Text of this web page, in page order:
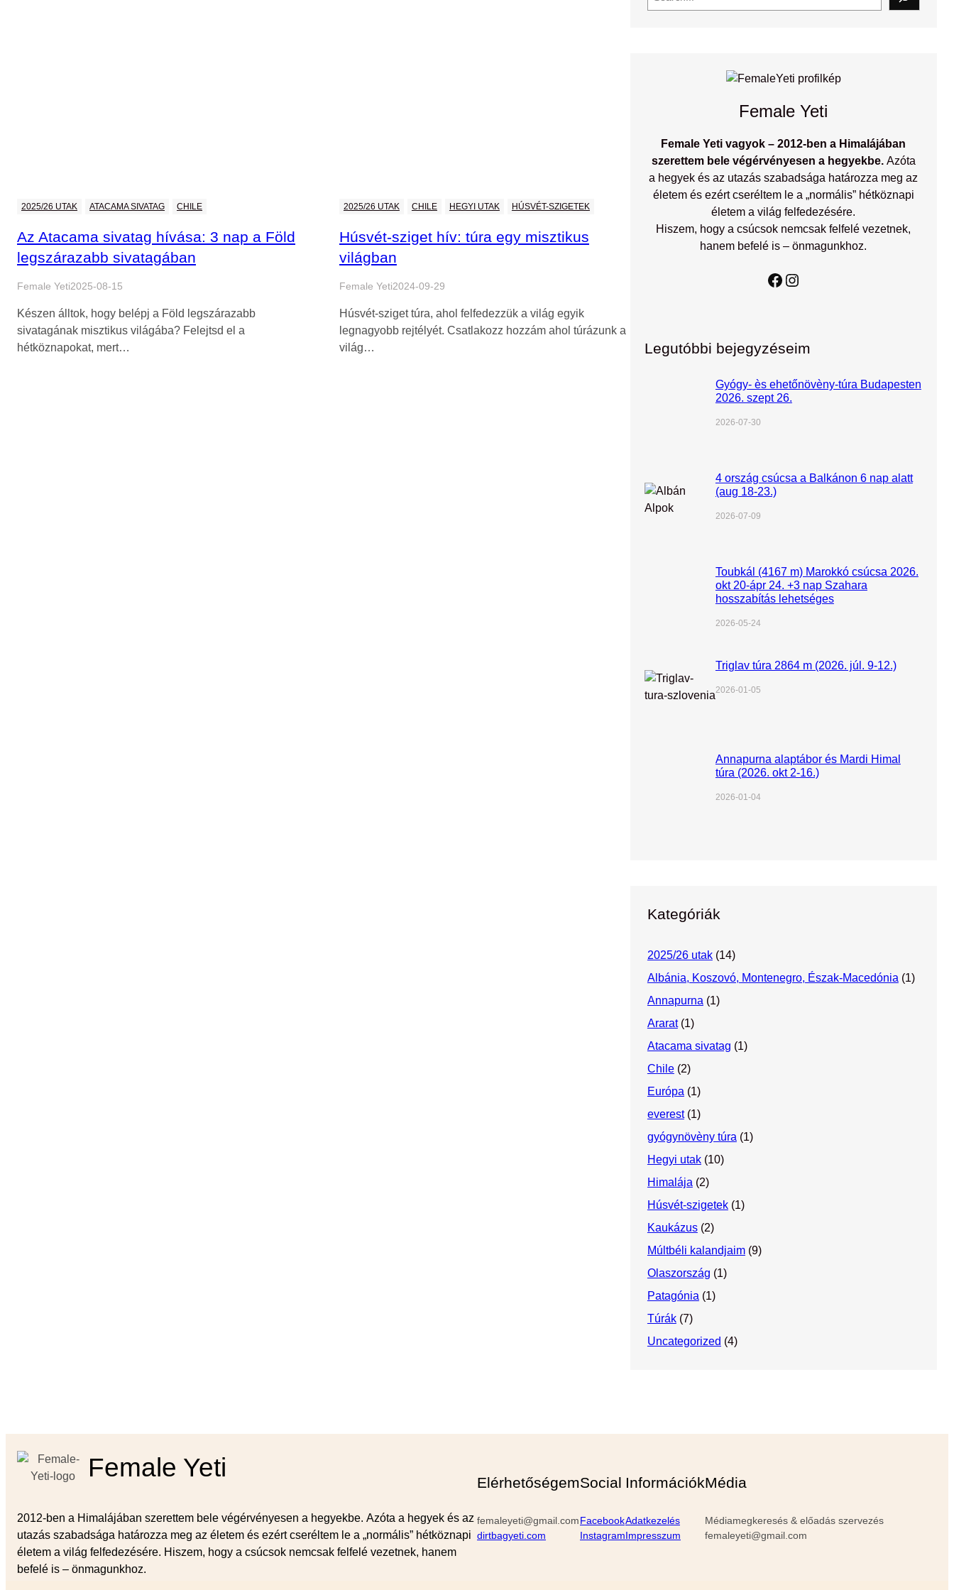
2025/26 UTAK ATACAMA SIVATAG CHILE
Az Atacama sivatag hívása: 3 nap a Föld
legszárazabb sivatagában
Female Yeti2025-08-15
Készen álltok, hogy belépj a Föld legszárazabb
sivatagának misztikus világába? Felejtsd el a
hétköznapokat, mert…
2025/26 UTAK CHILE HEGYI UTAK HÚSVÉT-SZIGETEK
Húsvét-sziget hív: túra egy misztikus
világban
Female Yeti2024-09-29
Húsvét-sziget túra, ahol felfedezzük a világ egyik
legnagyobb rejtélyét. Csatlakozz hozzám ahol túrázunk a
világ…
e
Female Yeti
Female Yeti vagyok – 2012-ben a Himalájában
szerettem bele végérvényesen a hegyekbe.Azóta
a hegyek és az utazás szabadsága határozza meg az
életem és ezért cseréltem le a „normális” hétköznapi
életem a világ felfedezésére.
Hiszem, hogy a csúcsok nemcsak felfelé vezetnek,
hanem befelé is – önmagunkhoz.
Facebook Instagram
Legutóbbi bejegyzéseim
Gyógy- ès ehetőnövèny-túra Budapesten
2026. szept 26.
2026-07-30
4 ország csúcsa a Balkánon 6 nap alatt
(aug 18-23.)
2026-07-09
Toubkál (4167 m) Marokkó csúcsa 2026.
okt 20-ápr 24. +3 nap Szahara
hosszabítás lehetséges
2026-05-24
Triglav túra 2864 m (2026. júl. 9-12.)
2026-01-05
Annapurna alaptábor és Mardi Himal
túra (2026. okt 2-16.)
2026-01-04
Kategóriák
2025/26 utak(14)
Albánia, Koszovó, Montenegro, Észak-Macedónia (1)
Annapurna (1)
Ararat(1)
Atacama sivatag (1)
Chile(2)
Európa (1)
everest(1)
gyógynövèny túra (1)
Hegyi utak(10)
Himalája (2)
Húsvét-szigetek(1)
Kaukázus(2)
Múltbéli kalandjaim(9)
Olaszország (1)
Patagónia (1)
Túrák(7)
Uncategorized (4)
Female Yeti
2012-ben a Himalájában szerettem bele végérvényesen a hegyekbe. Azóta a hegyek és az
utazás szabadsága határozza meg az életem és ezért cseréltem le a „normális” hétköznapi
életem a világ felfedezésére. Hiszem, hogy a csúcsok nemcsak felfelé vezetnek, hanem
befelé is – önmagunkhoz.
Elérhetőségem
femaleyeti@gmail.com
dirtbagyeti.com
Social
Facebook
Instagram
Információk
Adatkezelés
Impresszum
Média
Médiamegkeresés & előadás szervezés
femaleyeti@gmail.com